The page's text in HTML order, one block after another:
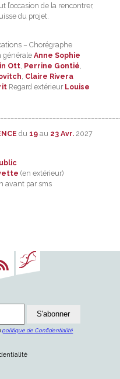
l’occasion de la rencontrer,
du projet.
– Chorégraphe
générale Anne Sophie
Ott, Perrine Gontié,
, Claire Rivera
Regard extérieur Louise
du 19 au 23 Avr. 2027
(en extérieur)
avant par sms
politique de Confidentialité